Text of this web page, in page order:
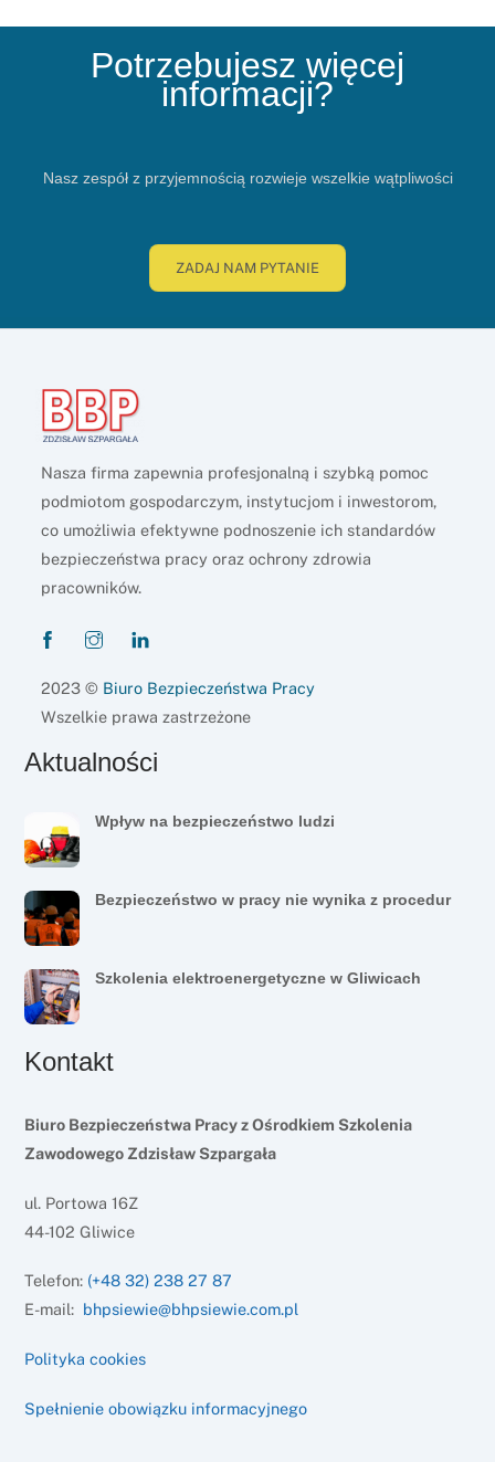
Potrzebujesz więcej
informacji?
Nasz zespół z przyjemnością rozwieje wszelkie wątpliwości
ZADAJ NAM PYTANIE
Nasza firma zapewnia profesjonalną i szybką pomoc
podmiotom gospodarczym, instytucjom i inwestorom,
co umożliwia efektywne podnoszenie ich standardów
bezpieczeństwa pracy oraz ochrony zdrowia
pracowników.
2023 © Biuro Bezpieczeństwa Pracy
Wszelkie prawa zastrzeżone
Aktualności
Wpływ na bezpieczeństwo ludzi
Bezpieczeństwo w pracy nie wynika z procedur
Szkolenia elektroenergetyczne w Gliwicach
Kontakt
Biuro Bezpieczeństwa Pracy z Ośrodkiem Szkolenia
Zawodowego Zdzisław Szpargała
ul. Portowa 16Z
44-102 Gliwice
Telefon: (+48 32) 238 27 87
E-mail: bhpsiewie@bhpsiewie.com.pl
Polityka cookies
Spełnienie obowiązku informacyjnego